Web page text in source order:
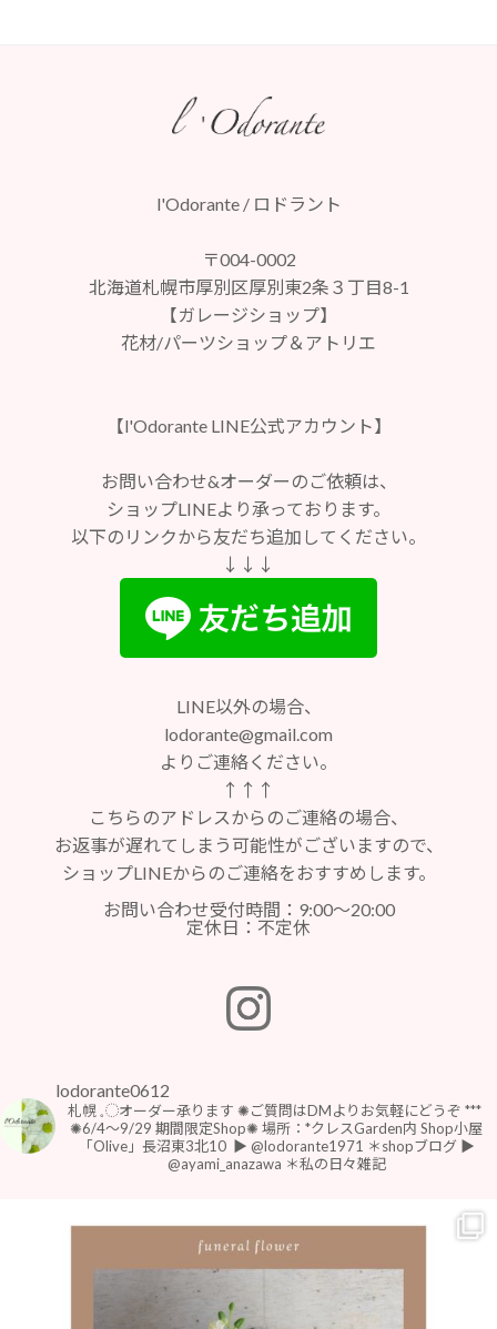
l'Odorante / ロドラント
〒004-0002
北海道札幌市厚別区厚別東2条３丁目8-1
【ガレージショップ】
花材/パーツショップ＆アトリエ
【l'Odorante LINE公式アカウント】
お問い合わせ&オーダーのご依頼は、
ショップLINEより承っております。
以下のリンクから友だち追加してください。
↓↓↓
LINE以外の場合、
lodorante@gmail.com
よりご連絡ください。
↑↑↑
こちらのアドレスからのご連絡の場合、
お返事が遅れてしまう可能性がございますので、
ショップLINEからのご連絡をおすすめします。
お問い合わせ受付時間：9:00～20:00
定休日：不定休
lodorante0612
札幌 𓈒◌オーダー承ります ✺ご質問はDMよりお気軽にどうぞ ***
⁡✺6/4〜9/29 期間限定Shop✺ 場所：*クレスGarden内 Shop小屋
「Olive」長沼東3北10⁡ ▶︎ @lodorante1971 ＊shopブログ ▶︎
@ayami_anazawa ＊私の日々雑記